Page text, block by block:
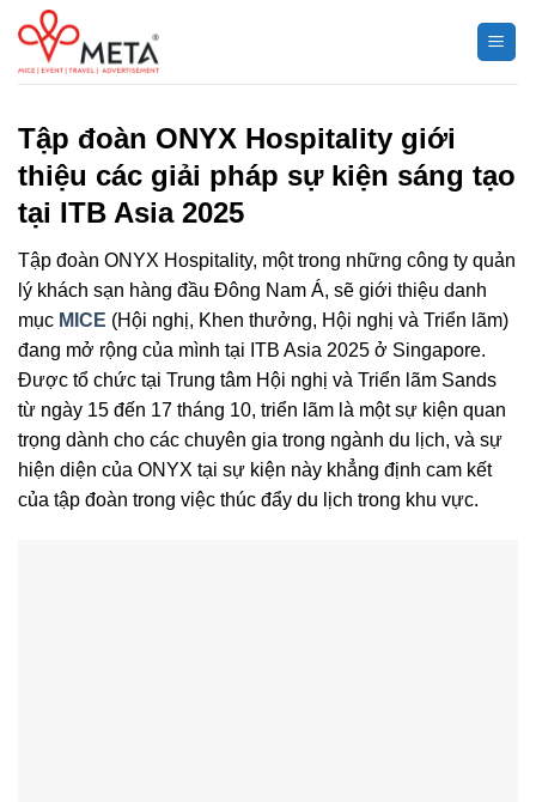
Chuyển
đến
nội
Tập đoàn ONYX Hospitality giới
thiệu các giải pháp sự kiện sáng tạo
tại ITB Asia 2025
Tập đoàn ONYX Hospitality, một trong những công ty quản
lý khách sạn hàng đầu Đông Nam Á, sẽ giới thiệu danh
mục MICE (Hội nghị, Khen thưởng, Hội nghị và Triển lãm)
đang mở rộng của mình tại ITB Asia 2025 ở Singapore.
Được tổ chức tại Trung tâm Hội nghị và Triển lãm Sands
từ ngày 15 đến 17 tháng 10, triển lãm là một sự kiện quan
trọng dành cho các chuyên gia trong ngành du lịch, và sự
hiện diện của ONYX tại sự kiện này khẳng định cam kết
của tập đoàn trong việc thúc đẩy du lịch trong khu vực.